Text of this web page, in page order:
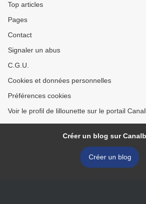
Top articles
Pages
Contact
Signaler un abus
C.G.U.
Cookies et données personnelles
Préférences cookies
Voir le profil de lillounette sur le portail
Créer un blog sur
Créer un blog